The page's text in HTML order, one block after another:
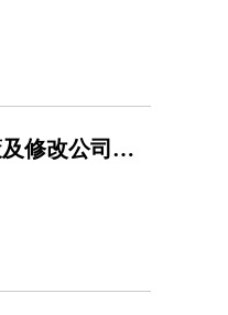
H股通函-调整分红政策及修改公司章程